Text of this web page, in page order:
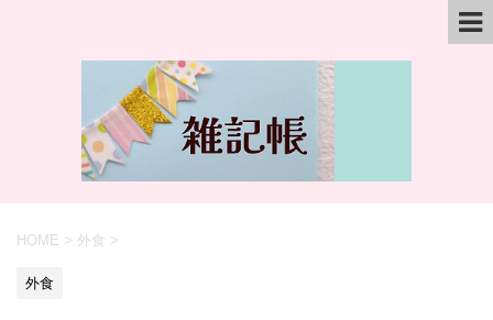
HOME > 外食 >
外食